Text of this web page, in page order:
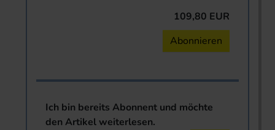
109,80 EUR
Abonnieren
Ich bin bereits Abonnent und möchte
den Artikel weiterlesen.